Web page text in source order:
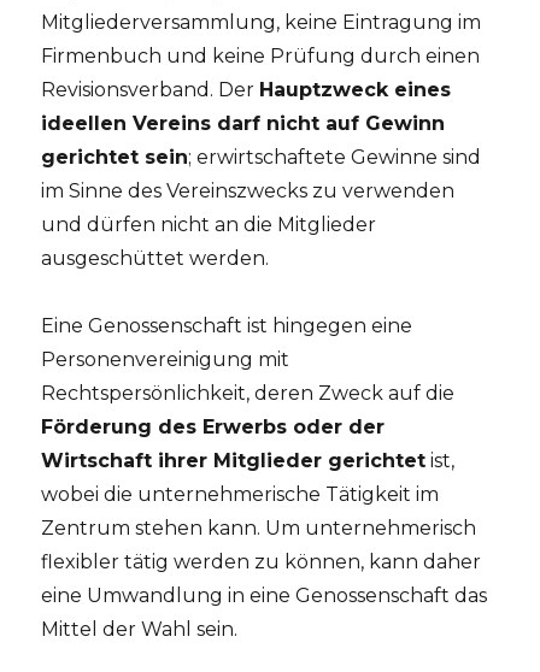
Mitgliederversammlung, keine Eintragung im
Firmenbuch und keine Prüfung durch einen
Revisionsverband. Der Hauptzweck eines
ideellen Vereins darf nicht auf Gewinn
gerichtet sein; erwirtschaftete Gewinne sind
im Sinne des Vereinszwecks zu verwenden
und dürfen nicht an die Mitglieder
ausgeschüttet werden.
Eine Genossenschaft ist hingegen eine
Personenvereinigung mit
Rechtspersönlichkeit, deren Zweck auf die
Förderung des Erwerbs oder der
Wirtschaft ihrer Mitglieder gerichtet ist,
wobei die unternehmerische Tätigkeit im
Zentrum stehen kann. Um unternehmerisch
flexibler tätig werden zu können, kann daher
eine Umwandlung in eine Genossenschaft das
Mittel der Wahl sein.